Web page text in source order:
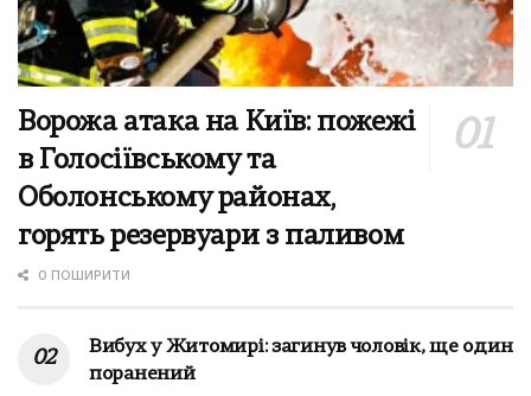
Ворожа атака на Київ: пожежі
в Голосіївському та
Оболонському районах,
горять резервуари з паливом
0 ПОШИРИТИ
Вибух у Житомирі: загинув чоловік, ще один
поранений